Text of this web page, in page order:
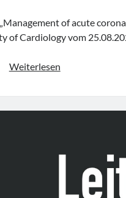
of acute
of Cardiology vom
WeiterlesenLeitlinie
acute
der